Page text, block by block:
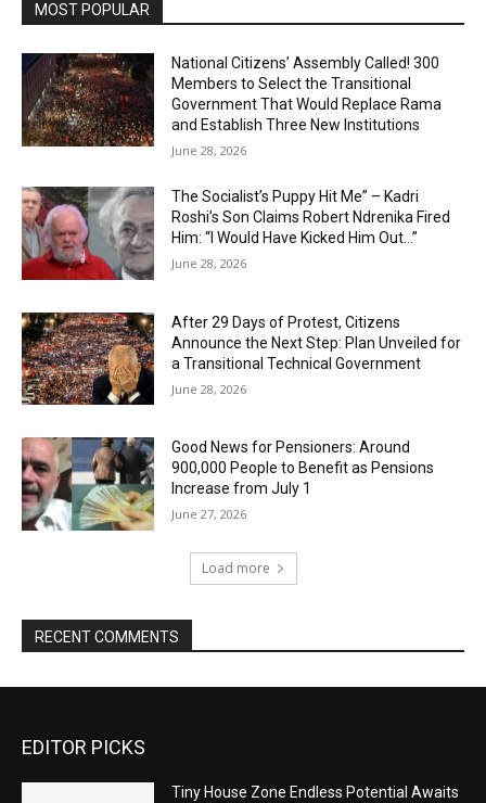
MOST POPULAR
National Citizens’ Assembly Called! 300
Members to Select the Transitional
Government That Would Replace Rama
and Establish Three New Institutions
June 28, 2026
The Socialist’s Puppy Hit Me” – Kadri
Roshi’s Son Claims Robert Ndrenika Fired
Him: “I Would Have Kicked Him Out…”
June 28, 2026
After 29 Days of Protest, Citizens
Announce the Next Step: Plan Unveiled for
a Transitional Technical Government
June 28, 2026
Good News for Pensioners: Around
900,000 People to Benefit as Pensions
Increase from July 1
June 27, 2026
Load more
RECENT COMMENTS
EDITOR PICKS
Tiny House Zone Endless Potential Awaits